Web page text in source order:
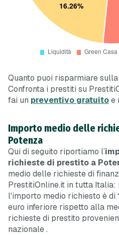
Quanto puoi risparmiare
Confronta i prestiti su
fai un preventivo gratuitoe
Importo medio delle
Potenza
Qui di seguito riportiamo l’
richieste di prestito a
medio delle richieste di
PrestitiOnline.it in tutta
l'importo medio richiesto è di
euro inferiore rispetto alla
richieste di prestito
nazionale.